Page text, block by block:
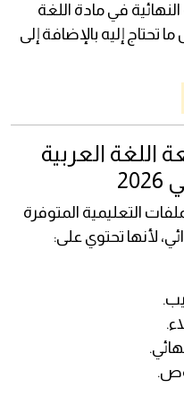
في مادة اللغة
تحتاج إليه بالإضافة إلى
اللغة العربية
التعليمية المتوفرة
لأنها تحتوي على: